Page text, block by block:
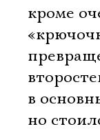
кроме
в
но